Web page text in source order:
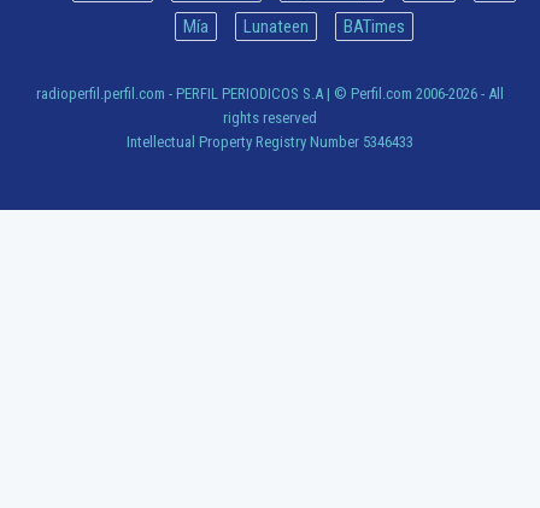
Mía
Lunateen BATimes
radioperfil.perfil.com - PERFIL PERIODICOS S.A | © Perfil.com 2006-2026 - All
rights reserved
Intellectual Property Registry Number 5346433